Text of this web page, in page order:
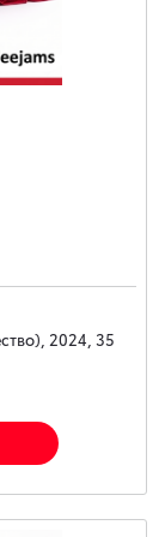
2024, 35